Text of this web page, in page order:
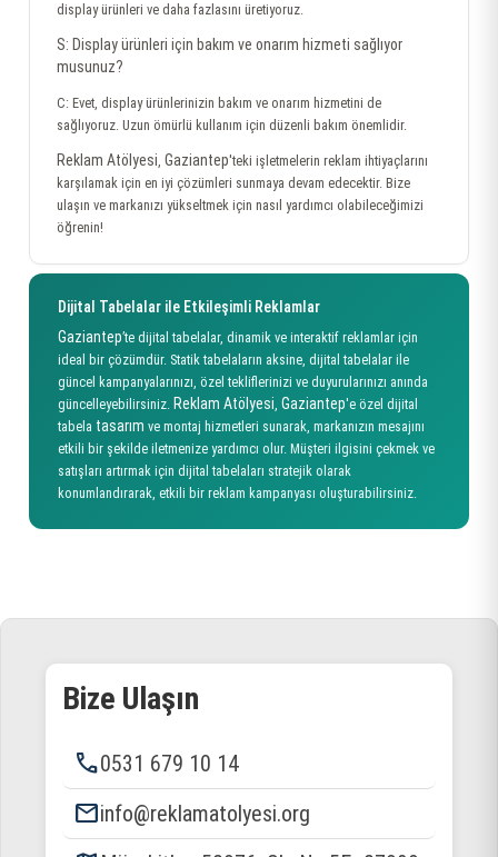
display ürünleri ve daha fazlasını üretiyoruz.
S: Display ürünleri için bakım ve onarım hizmeti sağlıyor
musunuz?
C: Evet, display ürünlerinizin bakım ve onarım hizmetini de
sağlıyoruz. Uzun ömürlü kullanım için düzenli bakım önemlidir.
Reklam Atölyesi, Gaziantep'teki işletmelerin reklam ihtiyaçlarını
karşılamak için en iyi çözümleri sunmaya devam edecektir. Bize
ulaşın ve markanızı yükseltmek için nasıl yardımcı olabileceğimizi
öğrenin!
Dijital Tabelalar ile Etkileşimli Reklamlar
Gaziantep’te dijital tabelalar, dinamik ve interaktif reklamlar için
ideal bir çözümdür. Statik tabelaların aksine, dijital tabelalar ile
güncel kampanyalarınızı, özel tekliflerinizi ve duyurularınızı anında
güncelleyebilirsiniz. Reklam Atölyesi, Gaziantep'e özel dijital
tabela tasarım ve montaj hizmetleri sunarak, markanızın mesajını
etkili bir şekilde iletmenize yardımcı olur. Müşteri ilgisini çekmek ve
satışları artırmak için dijital tabelaları stratejik olarak
konumlandırarak, etkili bir reklam kampanyası oluşturabilirsiniz.
Bize Ulaşın
phone0531 679 10 14
emailinfo@reklamatolyesi.org